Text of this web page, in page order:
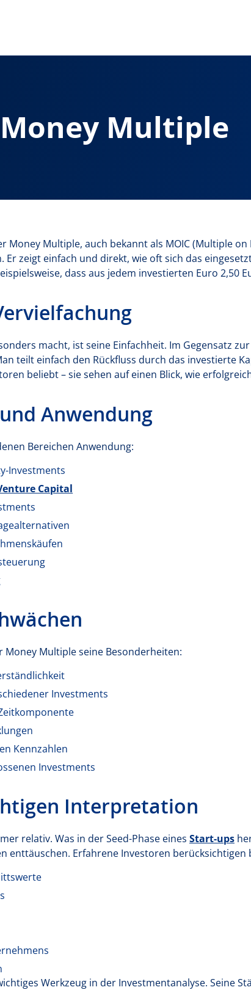
Money Multiple
Money Multiple, auch bekannt als MOIC (Multiple
Er zeigt einfach und direkt, wie oft sich das
dass aus jedem investierten Euro 2,50
macht, ist seine Einfachheit. Im Gegensatz
teilt einfach den Rückfluss durch das investierte
beliebt – sie sehen auf einen Blick, wie
Anwendung
Bereichen Anwendung:
Investments
Capital
Money Multiple seine Besonderheiten:
Investments
Kennzahlen
Investments
Interpretation
relativ. Was in der Seed-Phase eines Start-ups
enttäuschen. Erfahrene Investoren berücksichtigen
Werkzeug in der Investmentanalyse. Seine